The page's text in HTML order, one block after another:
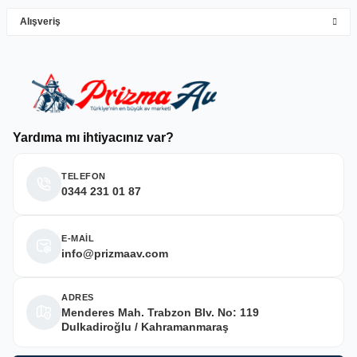
Deneyimini Paylaş
Yardıma mı ihtiyacınız var?
TELEFON
0344 231 01 87
E-MAİL
info@prizmaav.com
ADRES
Menderes Mah. Trabzon Blv. No: 119
Dulkadiroğlu / Kahramanmaraş
Alışveriş